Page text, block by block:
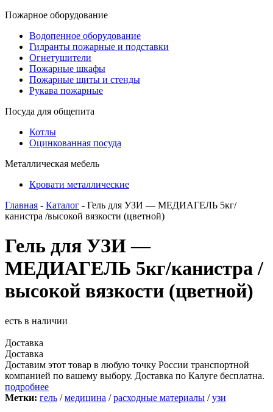
Пожарное оборудование
Водопенное оборудование
Гидранты пожарные и подставки
Огнетушители
Пожарные шкафы
Пожарные щиты и стенды
Рукава пожарные
Посуда для общепита
Котлы
Оцинкованная посуда
Металлическая мебель
Кровати металлические
Главная - Каталог - Гель для УЗИ — МЕДИАГЕЛЬ 5кг/
канистра /высокой вязкости (цветной)
Гель для УЗИ —
МЕДИАГЕЛЬ 5кг/канистра /
высокой вязкости (цветной)
есть в наличии
Доставка
Доставка
Доставим этот товар в любую точку России транспортной
компанией по вашему выбору. Доставка по Калуге бесплатна.
подробнее
Метки: гель /медицина /расходные материалы /узи